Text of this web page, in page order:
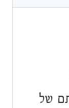
של